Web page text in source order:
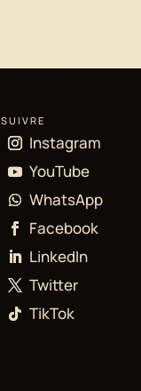
SUIVRE
Instagram
YouTube
WhatsApp
Facebook
LinkedIn
Twitter
TikTok